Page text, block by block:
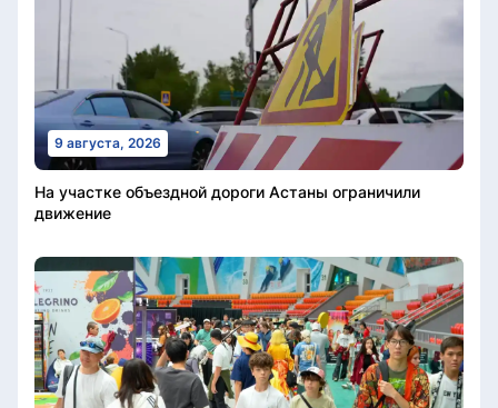
9 августа, 2026
На участке объездной дороги Астаны ограничили
движение